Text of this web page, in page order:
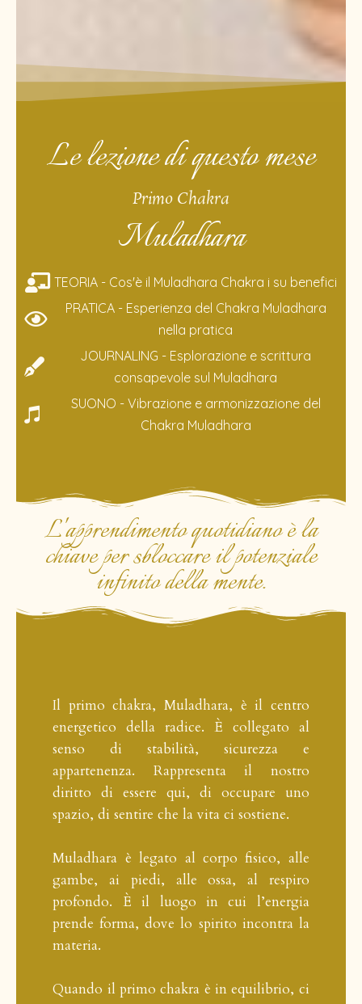
Le lezione di questo mese
Primo Chakra
Muladhara
TEORIA - Cos'è il Muladhara Chakra i su benefici
PRATICA - Esperienza del Chakra Muladhara
nella pratica
JOURNALING - Esplorazione e scrittura
consapevole sul Muladhara
SUONO - Vibrazione e armonizzazione del
Chakra Muladhara
L'apprendimento quotidiano è la
chiave per sbloccare il potenziale
infinito della mente.
Il primo chakra, Muladhara, è il centro
energetico della radice. È collegato al
senso di stabilità, sicurezza e
appartenenza. Rappresenta il nostro
diritto di essere qui, di occupare uno
spazio, di sentire che la vita ci sostiene.
Muladhara è legato al corpo fisico, alle
gambe, ai piedi, alle ossa, al respiro
profondo. È il luogo in cui l’energia
prende forma, dove lo spirito incontra la
materia.
Quando il primo chakra è in equilibrio, ci